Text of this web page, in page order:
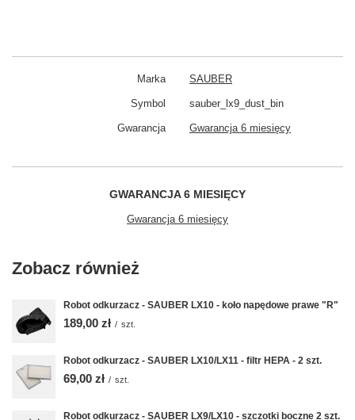
Marka SAUBER
Symbol sauber_lx9_dust_bin
Gwarancja Gwarancja 6 miesięcy
GWARANCJA 6 MIESIĘCY
Gwarancja 6 miesięcy
Zobacz również
Robot odkurzacz - SAUBER LX10 - koło napędowe prawe "R"
189,00 zł / szt.
Robot odkurzacz - SAUBER LX10/LX11 - filtr HEPA - 2 szt.
69,00 zł / szt.
Robot odkurzacz - SAUBER LX9/LX10 - szczotki boczne 2 szt.